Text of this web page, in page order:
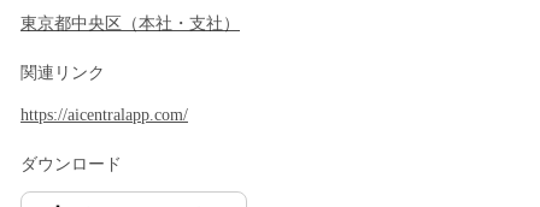
東京都中央区 （本社・支社 ）
関連リンク
https://aicentralapp.com/
ダウンロード